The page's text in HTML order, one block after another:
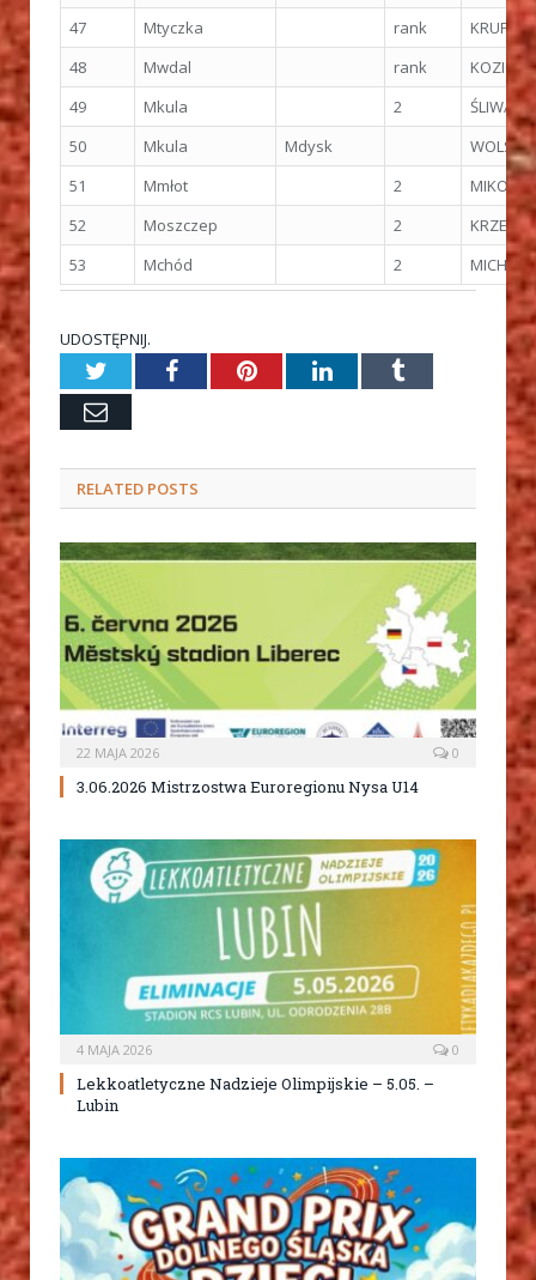
47
Mtyczka rank
KRUPKA
48
Mwdal rank
KOZIOŁ
49
Mkula 2
ŚLIWA
50
Mkula Mdysk
51
Mmłot 2
52
Moszczep 2
53
Mchód 2
UDOSTĘPNIJ.
TwitterFacebookPinterestLinkedInTumblr
Email
RELATED POSTS
22 MAJA 2026 0
3.06.2026 Mistrzostwa Euroregionu Nysa U14
4 MAJA 2026 0
Lekkoatletyczne Nadzieje Olimpijskie – 5.05. –
Lubin